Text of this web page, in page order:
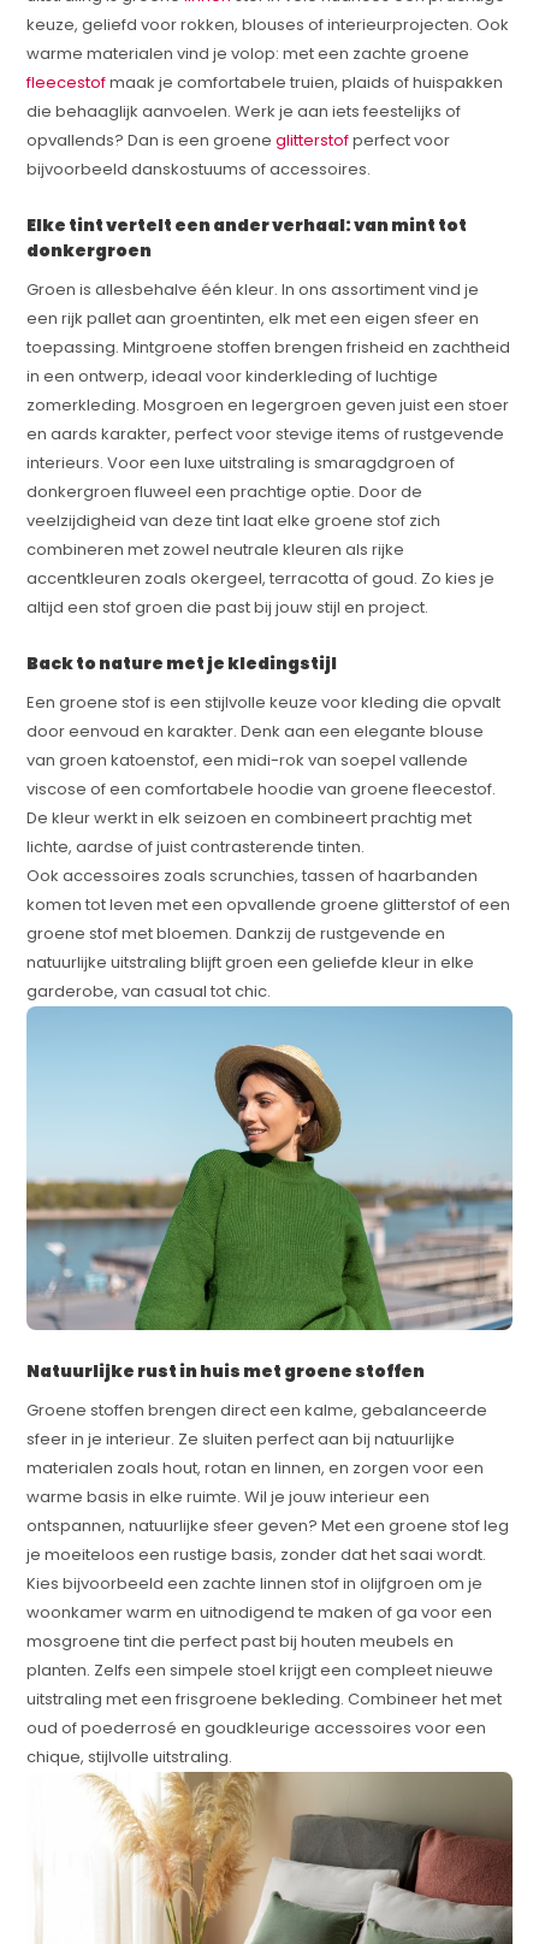
keuze, geliefd voor rokken, blouses of interieurprojecten. Ook
warme materialen vind je volop: met een zachte groene
fleecestofmaak je comfortabele truien, plaids of huispakken
die behaaglijk aanvoelen. Werk je aan iets feestelijks of
opvallends? Dan is een groeneglitterstofperfect voor
bijvoorbeeld danskostuums of accessoires.
Elke tint vertelt een ander verhaal: van mint tot
donkergroen
Groen is allesbehalve één kleur. In ons assortiment vind je
een rijk pallet aan groentinten, elk met een eigen sfeer en
toepassing. Mintgroene stoffen brengen frisheid en zachtheid
in een ontwerp, ideaal voor kinderkleding of luchtige
zomerkleding. Mosgroen en legergroen geven juist een stoer
en aards karakter, perfect voor stevige items of rustgevende
interieurs. Voor een luxe uitstraling is smaragdgroen of
donkergroen fluweel een prachtige optie. Door de
veelzijdigheid van deze tint laat elke groene stof zich
combineren met zowel neutrale kleuren als rijke
accentkleuren zoals okergeel, terracotta of goud. Zo kies je
altijd een stof groen die past bij jouw stijl en project.
Back to nature met je kledingstijl
Een groene stof is een stijlvolle keuze voor kleding die opvalt
door eenvoud en karakter. Denk aan een elegante blouse
van groen katoenstof, een midi-rok van soepel vallende
viscose of een comfortabele hoodie van groene fleecestof.
De kleur werkt in elk seizoen en combineert prachtig met
lichte, aardse of juist contrasterende tinten.
Ook accessoires zoals scrunchies, tassen of haarbanden
komen tot leven met een opvallende groene glitterstof of een
groene stof met bloemen. Dankzij de rustgevende en
natuurlijke uitstraling blijft groen een geliefde kleur in elke
garderobe, van casual tot chic.
Natuurlijke rust in huis met groene stoffen
Groene stoffen brengen direct een kalme, gebalanceerde
sfeer in je interieur. Ze sluiten perfect aan bij natuurlijke
materialen zoals hout, rotan en linnen, en zorgen voor een
warme basis in elke ruimte. Wil je jouw interieur een
ontspannen, natuurlijke sfeer geven? Met een groene stof leg
je moeiteloos een rustige basis, zonder dat het saai wordt.
Kies bijvoorbeeld een zachte linnen stof in olijfgroen om je
woonkamer warm en uitnodigend te maken of ga voor een
mosgroene tint die perfect past bij houten meubels en
planten. Zelfs een simpele stoel krijgt een compleet nieuwe
uitstraling met een frisgroene bekleding. Combineer het met
oud of poederrosé en goudkleurige accessoires voor een
chique, stijlvolle uitstraling.